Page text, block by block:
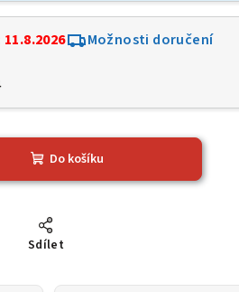
11.8.2026 Možnosti doručení
Do košíku
Sdílet